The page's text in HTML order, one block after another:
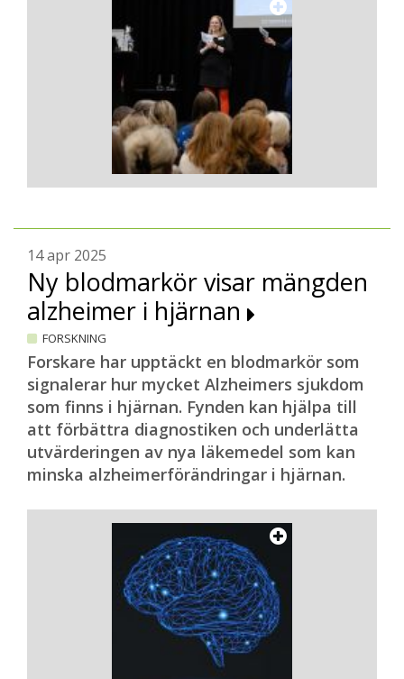
14 apr 2025
Ny blodmarkör visar mängden
alzheimer i hjärnan
FORSKNING
Forskare har upptäckt en blodmarkör som
signalerar hur mycket Alzheimers sjukdom
som finns i hjärnan. Fynden kan hjälpa till
att förbättra diagnostiken och underlätta
utvärderingen av nya läkemedel som kan
minska alzheimerförändringar i hjärnan.